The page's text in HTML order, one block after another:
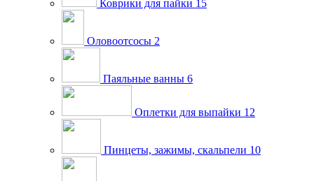
Коврики для пайки 15
Оловоотсосы 2
Паяльные ванны 6
Оплетки для выпайки 12
Пинцеты, зажимы, скальпели 10